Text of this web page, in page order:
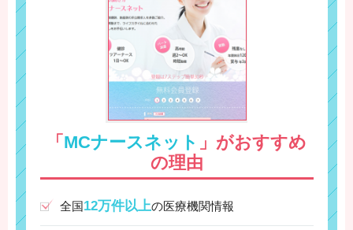
「 MCナースネット 」がおすすめ
の理由
全国12万件以上の医療機関情報